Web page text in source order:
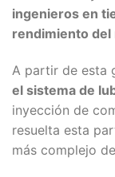
ingenieros en
rendimiento del
A partir de esta
el sistema de
inyección de
resuelta esta
más complejo